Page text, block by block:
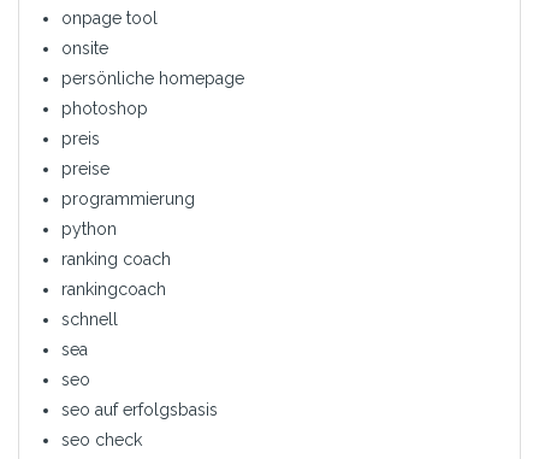
onpage tool
onsite
persönliche homepage
photoshop
preis
preise
programmierung
python
ranking coach
rankingcoach
schnell
sea
seo
seo auf erfolgsbasis
seo check